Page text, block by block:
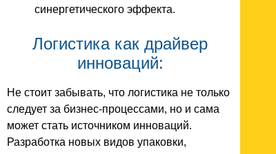
синергетического эффекта.
Логистика как драйвер
инноваций:
Не стоит забывать, что логистика не только
следует за бизнес-процессами, но и сама
может стать источником инноваций.
Разработка новых видов упаковки,